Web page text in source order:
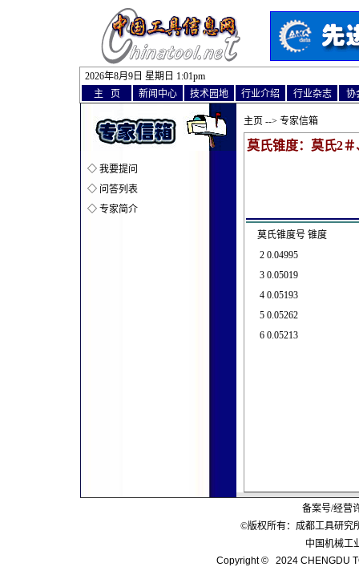
2026年8月9日 星期日 1:01pm
主 页
新闻中心 技术园地 行业介绍 行业杂志 协
◇ 我要提问
◇ 问答列表
◇ 专家简介
主页 --> 专家信箱
莫氏锥度：莫氏2
莫氏锥度号 锥度
2 0.04995
3 0.05019
4 0.05193
5 0.05262
6 0.05213
备案号/经营
©版权所有：成都工具研究
中国机械工
Copyright © 2024 CHENGDU